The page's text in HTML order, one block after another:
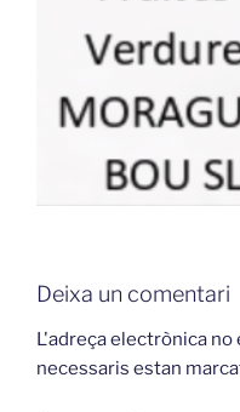
Deixa un comentari
L'adreça electrònica no
necessaris estan